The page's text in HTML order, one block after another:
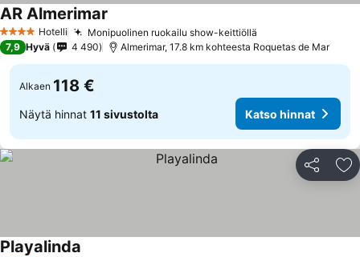
4 Tähtiluokitus
Hotelli Monipuolinen ruokailu show-keittiöllä
AR Almerimar
7,9 Hyvä 4 490 Almerimar, 17.8 km kohteesta Roquetas de Mar
Alkaen 118 €
Näytä hinnat 11 sivustolta Katso hinnat
Jaa
Playalinda